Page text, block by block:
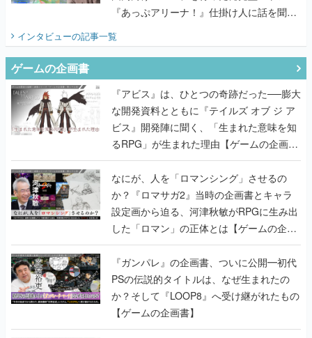
『あっぷアリーナ！』仕掛け人に話を聞い
てみた
インタビューの記事一覧
ゲームの企画書
『アビス』は、ひとつの奇跡だった──膨大
な開発資料とともに『テイルズ オブ ジ ア
ビス』開発陣に聞く、「生まれた意味を知
るRPG」が生まれた理由【ゲームの企画
書】
なにが、人を「ロマンシング」させるの
か？『ロマサガ2』当時の企画書とキャラ
設定画から迫る、河津秋敏がRPGに生み出
した「ロマン」の正体とは【ゲームの企画
書】
『ガンパレ』の企画書、ついに公開━初代
PSの伝説的タイトルは、なぜ生まれたの
か？そして『LOOP8』へ受け継がれたもの
【ゲームの企画書】